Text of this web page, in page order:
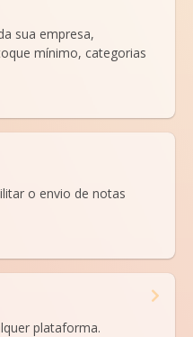
sua empresa,
mínimo, categorias
o envio de notas
plataforma.